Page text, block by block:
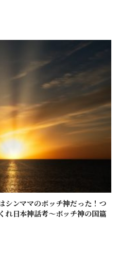
シンママのボッチ神だった！つ
れ日本神話考〜ボッチ神の国篇